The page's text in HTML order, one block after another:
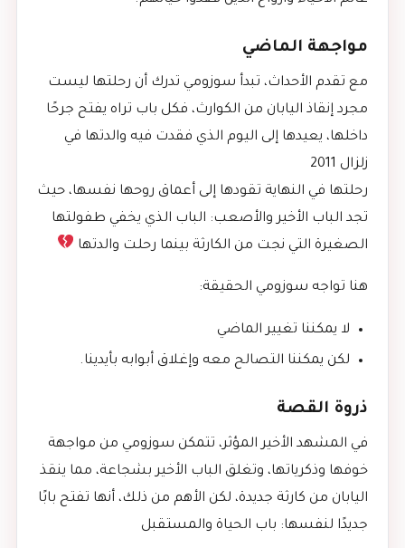
مواجهة الماضي
مع تقدم الأحداث، تبدأ سوزومي تدرك أن رحلتها ليست
مجرد إنقاذ اليابان من الكوارث، فكل باب تراه يفتح جرحًا
داخلها، يعيدها إلى اليوم الذي فقدت فيه والدتها في
زلزال 2011
رحلتها في النهاية تقودها إلى أعماق روحها نفسها، حيث
تجد الباب الأخير والأصعب: الباب الذي يخفي طفولتها
الصغيرة التي نجت من الكارثة بينما رحلت والدتها
هنا تواجه سوزومي الحقيقة:
لا يمكننا تغيير الماضي
لكن يمكننا التصالح معه وإغلاق أبوابه بأيدينا.
ذروة القصة
في المشهد الأخير المؤثر، تتمكن سوزومي من مواجهة
خوفها وذكرياتها، وتغلق الباب الأخير بشجاعة، مما ينقذ
اليابان من كارثة جديدة، لكن الأهم من ذلك، أنها تفتح بابًا
جديدًا لنفسها: باب الحياة والمستقبل